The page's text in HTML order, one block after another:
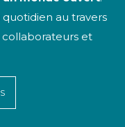
quotidien au travers
et